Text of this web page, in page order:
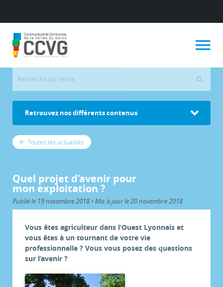
Retrouvez nos différents contenus
Toutes les actualités
Quel projet d’avenir pour
mon exploitation ?
Publié le 19 novembre 2018 • Mis à jour le 20 novembre 2018
Vous êtes agriculteur dans l’Ouest Lyonnais et
vous êtes à un tournant de votre vie
professionnelle ? Vous vous posez des questions
sur l’avenir ?